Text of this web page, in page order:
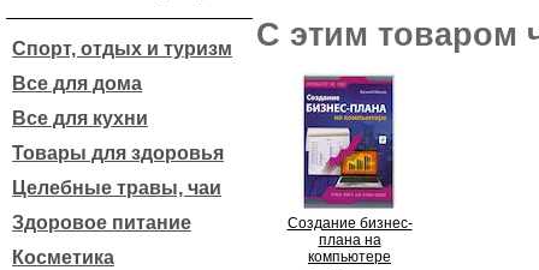
Спорт, отдых и туризм
Все для дома
Все для кухни
Товары для здоровья
Целебные травы, чаи
Здоровое питание
Косметика
С этим товаром
Создание бизнес-
плана на
компьютере